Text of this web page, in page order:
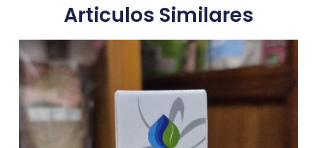
Articulos Similares